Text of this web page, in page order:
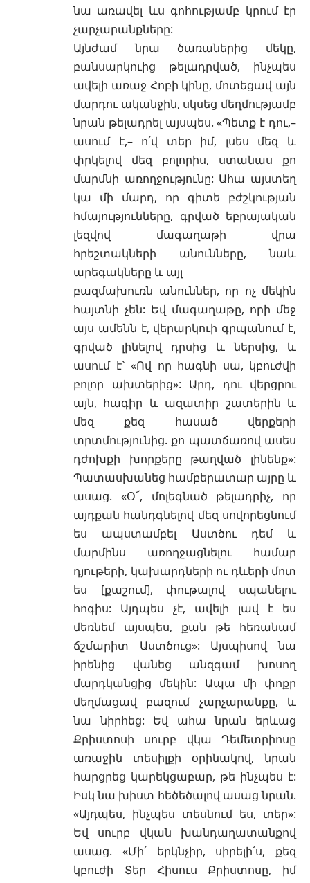
նա առավել ևս գոհությամբ կրում էր
չարչարանքները:
Այնժամ նրա ծառաներից մեկը,
բանսարկուից թելադրված, ինչպես
ավելի առաջ Հոբի կինը, մոտեցավ այն
մարդու ականջին, սկսեց մեղմությամբ
նրան թելադրել այսպես. «Պետք է դու,–
ասում է,– ո՛վ տեր իմ, լսես մեզ և
փրկելով մեզ բոլորիս, ստանաս քո
մարմնի առողջությունը: Ահա այստեղ
կա մի մարդ, որ գիտե բժշկության
հմայությունները, գրված եբրայական
լեզվով մագաղաթի վրա
հրեշտակների անունները, նաև
արեգակները և այլ
բազմախուռն անուններ, որ ոչ մեկին
հայտնի չեն: Եվ մագաղաթը, որի մեջ
այս ամենն է, վերարկուի գրպանում է,
գրված լինելով դրսից և ներսից, և
ասում է` «Ով որ հագնի սա, կբուժվի
բոլոր ախտերից»: Արդ, դու վերցրու
այն, հագիր և ազատիր շատերին և
մեզ քեզ հասած վերքերի
տրտմությունից. քո պատճառով ասես
դժոխքի խորքերը թաղված լինենք»:
Պատասխանեց համբերատար այրը և
ասաց. «Օ՜, մոլեգնած թելադրիչ, որ
այդքան հանդգնելով մեզ սովորեցնում
ես ապստամբել Աստծու դեմ և
մարմինս առողջացնելու համար
դյութերի, կախարդների ու դևերի մոտ
ես [քաշում], փութալով սպանելու
հոգիս: Այդպես չէ, ավելի լավ է ես
մեռնեմ այսպես, քան թե հեռանամ
ճշմարիտ Աստծուց»: Այսպիսով նա
իրենից վանեց անզգամ խոսող
մարդկանցից մեկին: Ապա մի փոքր
մեղմացավ բազում չարչարանքը, և
նա նիրհեց: Եվ ահա նրան երևաց
Քրիստոսի սուրբ վկա Դեմետրիոսը
առաջին տեսիլքի օրինակով, նրան
հարցրեց կարեկցաբար, թե ինչպես է:
Իսկ նա խիստ հեծեծալով ասաց նրան.
«Այդպես, ինչպես տեսնում ես, տեր»:
Եվ սուրբ վկան խանդաղատանքով
ասաց. «Մի՛ երկնչիր, սիրելի՛ս, քեզ
կբուժի Տեր Հիսուս Քրիստոսը, իմ